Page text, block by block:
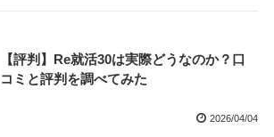
【評判】Re就活30は実際どうなのか？口
コミと評判を調べてみた
2026/04/04